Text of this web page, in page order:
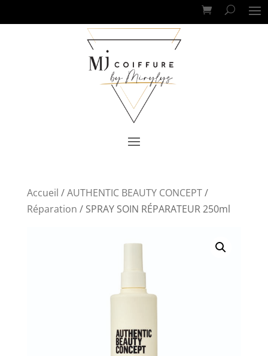
Accueil /AUTHENTIC BEAUTY CONCEPT/
Réparation / SPRAY SOIN RÉPARATEUR 250ml